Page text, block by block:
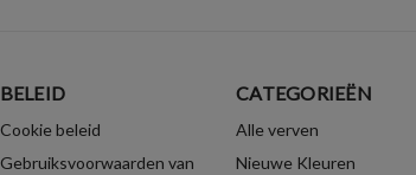
BELEID
Cookie beleid
Gebruiksvoorwaarden van
CATEGORIEËN
Alle verven
Nieuwe Kleuren